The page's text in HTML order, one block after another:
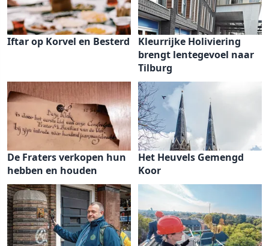
Iftar op Korvel en Besterd
Kleurrijke Holiviering
brengt lentegevoel naar
Tilburg
De Fraters verkopen hun
hebben en houden
Het Heuvels Gemengd
Koor